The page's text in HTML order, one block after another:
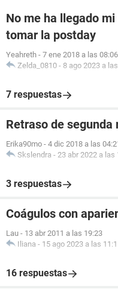
No me ha llegado
tomar la postday
Yeahreth - 7 ene 2018 a las 08:06
Zelda_0810 - 8 ago 2023 a
7 respuestas
Retraso de
Erika90mo - 4 dic 2018 a las
Skslendra - 23 abr 2022 a las
3 respuestas
Coágulos con
Lau - 13 abr 2011 a las 19:23
Iliana - 15 ago 2023 a las
16 respuestas